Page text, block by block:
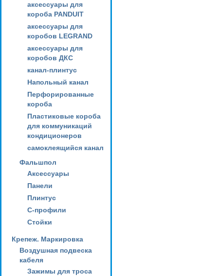
аксессуары для
короба PANDUIT
аксессуары для
коробов LEGRAND
аксессуары для
коробов ДКС
канал-плинтус
Напольный канал
Перфорированные
короба
Пластиковые короба
для коммуникаций
кондиционеров
самоклеящийся канал
Фальшпол
Аксессуары
Панели
Плинтус
С-профили
Стойки
Крепеж. Маркировка
Воздушная подвеска
кабеля
Зажимы для троса